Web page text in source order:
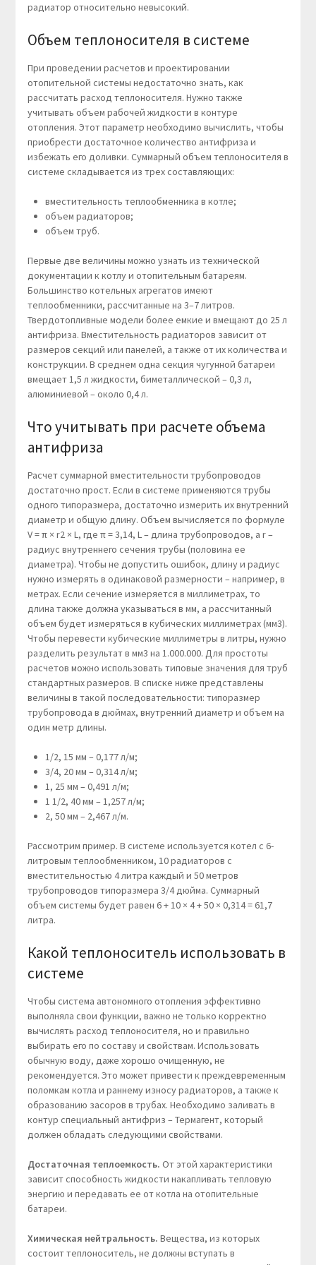
радиатор относительно невысокий.
Объем теплоносителя в системе
При проведении расчетов и проектировании
отопительной системы недостаточно знать, как
рассчитать расход теплоносителя. Нужно также
учитывать объем рабочей жидкости в контуре
отопления. Этот параметр необходимо вычислить, чтобы
приобрести достаточное количество антифриза и
избежать его доливки. Суммарный объем теплоносителя в
системе складывается из трех составляющих:
вместительность теплообменника в котле;
объем радиаторов;
объем труб.
Первые две величины можно узнать из технической
документации к котлу и отопительным батареям.
Большинство котельных агрегатов имеют
теплообменники, рассчитанные на 3–7 литров.
Твердотопливные модели более емкие и вмещают до 25 л
антифриза. Вместительность радиаторов зависит от
размеров секций или панелей, а также от их количества и
конструкции. В среднем одна секция чугунной батареи
вмещает 1,5 л жидкости, биметаллической – 0,3 л,
алюминиевой – около 0,4 л.
Что учитывать при расчете объема
антифриза
Расчет суммарной вместительности трубопроводов
достаточно прост. Если в системе применяются трубы
одного типоразмера, достаточно измерить их внутренний
диаметр и общую длину. Объем вычисляется по формуле
V = π × r2 × L, где π = 3,14, L – длина трубопроводов, а r –
радиус внутреннего сечения трубы (половина ее
диаметра). Чтобы не допустить ошибок, длину и радиус
нужно измерять в одинаковой размерности – например, в
метрах. Если сечение измеряется в миллиметрах, то
длина также должна указываться в мм, а рассчитанный
объем будет измеряться в кубических миллиметрах (мм3).
Чтобы перевести кубические миллиметры в литры, нужно
разделить результат в мм3 на 1.000.000. Для простоты
расчетов можно использовать типовые значения для труб
стандартных размеров. В списке ниже представлены
величины в такой последовательности: типоразмер
трубопровода в дюймах, внутренний диаметр и объем на
один метр длины.
1/2, 15 мм – 0,177 л/м;
3/4, 20 мм – 0,314 л/м;
1, 25 мм – 0,491 л/м;
1 1/2, 40 мм – 1,257 л/м;
2, 50 мм – 2,467 л/м.
Рассмотрим пример. В системе используется котел с 6-
литровым теплообменником, 10 радиаторов с
вместительностью 4 литра каждый и 50 метров
трубопроводов типоразмера 3/4 дюйма. Суммарный
объем системы будет равен 6 + 10 × 4 + 50 × 0,314 = 61,7
литра.
Какой теплоноситель использовать в
системе
Чтобы система автономного отопления эффективно
выполняла свои функции, важно не только корректно
вычислять расход теплоносителя, но и правильно
выбирать его по составу и свойствам. Использовать
обычную воду, даже хорошо очищенную, не
рекомендуется. Это может привести к преждевременным
поломкам котла и раннему износу радиаторов, а также к
образованию засоров в трубах. Необходимо заливать в
контур специальный антифриз – Термагент, который
должен обладать следующими свойствами.
Достаточная теплоемкость. От этой характеристики
зависит способность жидкости накапливать тепловую
энергию и передавать ее от котла на отопительные
батареи.
Химическая нейтральность. Вещества, из которых
состоит теплоноситель, не должны вступать в